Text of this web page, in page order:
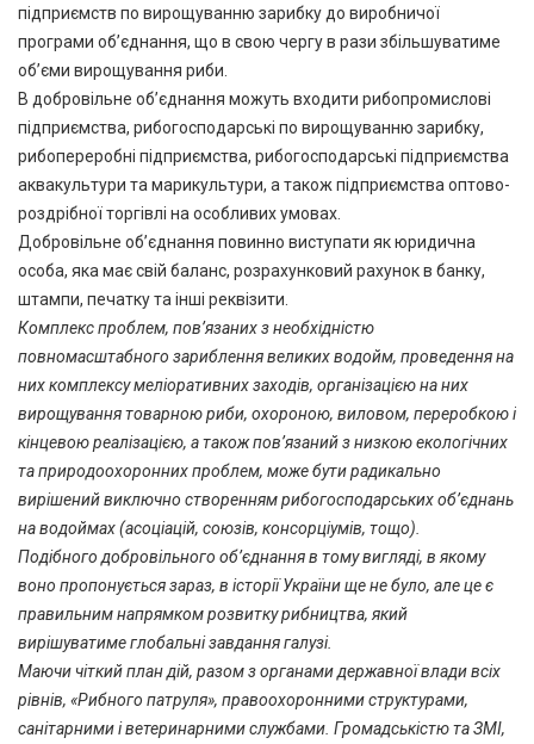
підприємств по вирощуванню зарибку до виробничої
програми об’єднання, що в свою чергу в рази збільшуватиме
об’єми вирощування риби.
В добровільне об’єднання можуть входити рибопромислові
підприємства, рибогосподарські по вирощуванню зарибку,
рибопереробні підприємства, рибогосподарські підприємства
аквакультури та марикультури, а також підприємства оптово-
роздрібної торгівлі на особливих умовах.
Добровільне об’єднання повинно виступати як юридична
особа, яка має свій баланс, розрахунковий рахунок в банку,
штампи, печатку та інші реквізити.
Комплекс проблем, пов’язаних з необхідністю
повномасштабного зариблення великих водойм, проведення на
них комплексу меліоративних заходів, організацією на них
вирощування товарною риби, охороною, виловом, переробкою і
кінцевою реалізацією, а також пов’язаний з низкою екологічних
та природоохоронних проблем, може бути радикально
вирішений виключно створенням рибогосподарських об’єднань
на водоймах (асоціацій, союзів, консорціумів, тощо).
Подібного добровільного об’єднання в тому вигляді, в якому
воно пропонується зараз, в історії України ще не було, але це є
правильним напрямком розвитку рибництва, який
вирішуватиме глобальні завдання галузі.
Маючи чіткий план дій, разом з органами державної влади всіх
рівнів, «Рибного патруля», правоохоронними структурами,
санітарними і ветеринарними службами. Громадськістю та ЗМІ,